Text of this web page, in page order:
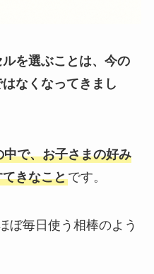
を選ぶことは、今の
なくなってきまし
で、お子さまの好み
きなことです。
ぼ毎日使う相棒のよう